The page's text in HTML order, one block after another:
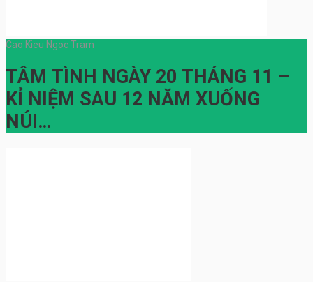
Cao Kieu Ngoc Tram
TÂM TÌNH NGÀY 20 THÁNG 11 –
KỈ NIỆM SAU 12 NĂM XUỐNG
NÚI…